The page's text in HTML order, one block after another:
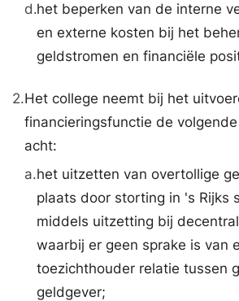
d.het beperken van de interne
en externe kosten bij het
geldstromen en financiële
2.Het college neemt bij het
financieringsfunctie de
acht:
a.het uitzetten van overtollige
plaats door storting in 's Rijks
middels uitzetting bij
waarbij er geen sprake is van
toezichthouder relatie tussen
geldgever;